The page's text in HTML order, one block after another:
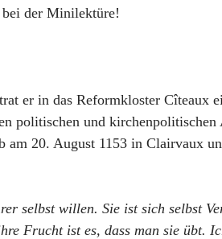
bei der Minilektüre!
er in das Reformkloster Cîteaux
politischen und
20. August 1153 in Clairvaux
selbst willen. Sie ist sich selbst
Frucht ist es, dass man sie übt.